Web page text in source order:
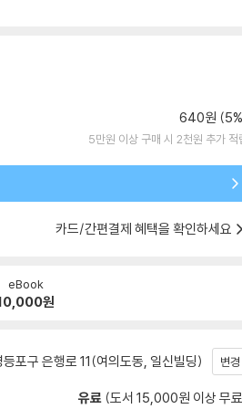
640원
5만원 이상 구매 시 2천원 추가 적
카드/간편결제 혜택을 확인하세요
eBook
원
포구 은행로 11(여의도동, 일신빌딩) 변경
유료 (도서 15,000원 이상 무